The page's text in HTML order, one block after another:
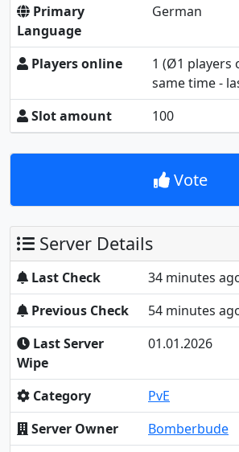
Primary
Language
German
Players online 1 (Ø1 players
same time -
Slot amount
100
Vote
Server Details
Last Check
34 minutes
Previous Check
54 minutes
Last Server
Wipe
01.01.2026
Category
PvE
Server Owner
Bomberbude